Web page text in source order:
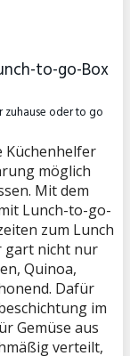
to-go-Box
zuhause oder to go
Küchenhelfer
möglich
Mit dem
Lunch-to-go-
zum Lunch
gart nicht nur
Quinoa,
Dafür
im
Gemüse aus
verteilt,